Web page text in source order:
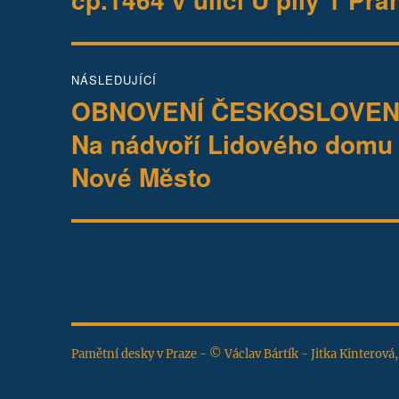
NÁSLEDUJÍCÍ
Následující
příspěvek:
OBNOVENÍ
Na nádvoří Lidového
Nové Město
Pamětní desky v Praze - © Václav Bártík - Jitka